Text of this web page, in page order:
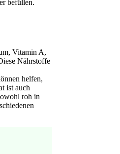
befüllen.
Vitamin A,
Nährstoffe
helfen,
ist auch
roh in